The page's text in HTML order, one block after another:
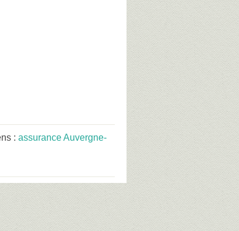
: assurance Auvergne-